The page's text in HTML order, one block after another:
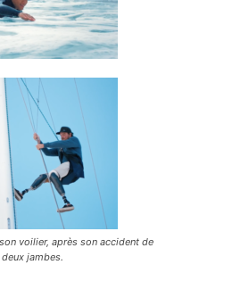
voilier, après son accident de
jambes.